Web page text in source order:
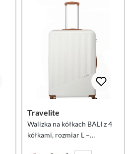
Travelite
Walizka na kółkach BALI z 4
kółkami, rozmiar L –